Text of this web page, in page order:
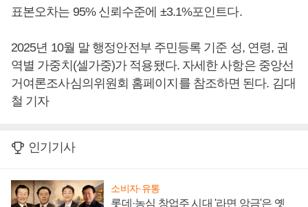
표본오차는 95% 신뢰수준에 ±3.1%포인트다.
2025년 10월 말 행정안전부 주민등록 기준 성, 연령, 권
역별 가중치(셀가중)가 적용됐다. 자세한 사항은 중앙선
거여론조사심의위원회 홈페이지를 참조하면 된다. 김대
철 기자
인기기사
소비자·유통
롯데·농심 창업주 시대 '라면 앙금'은 옛